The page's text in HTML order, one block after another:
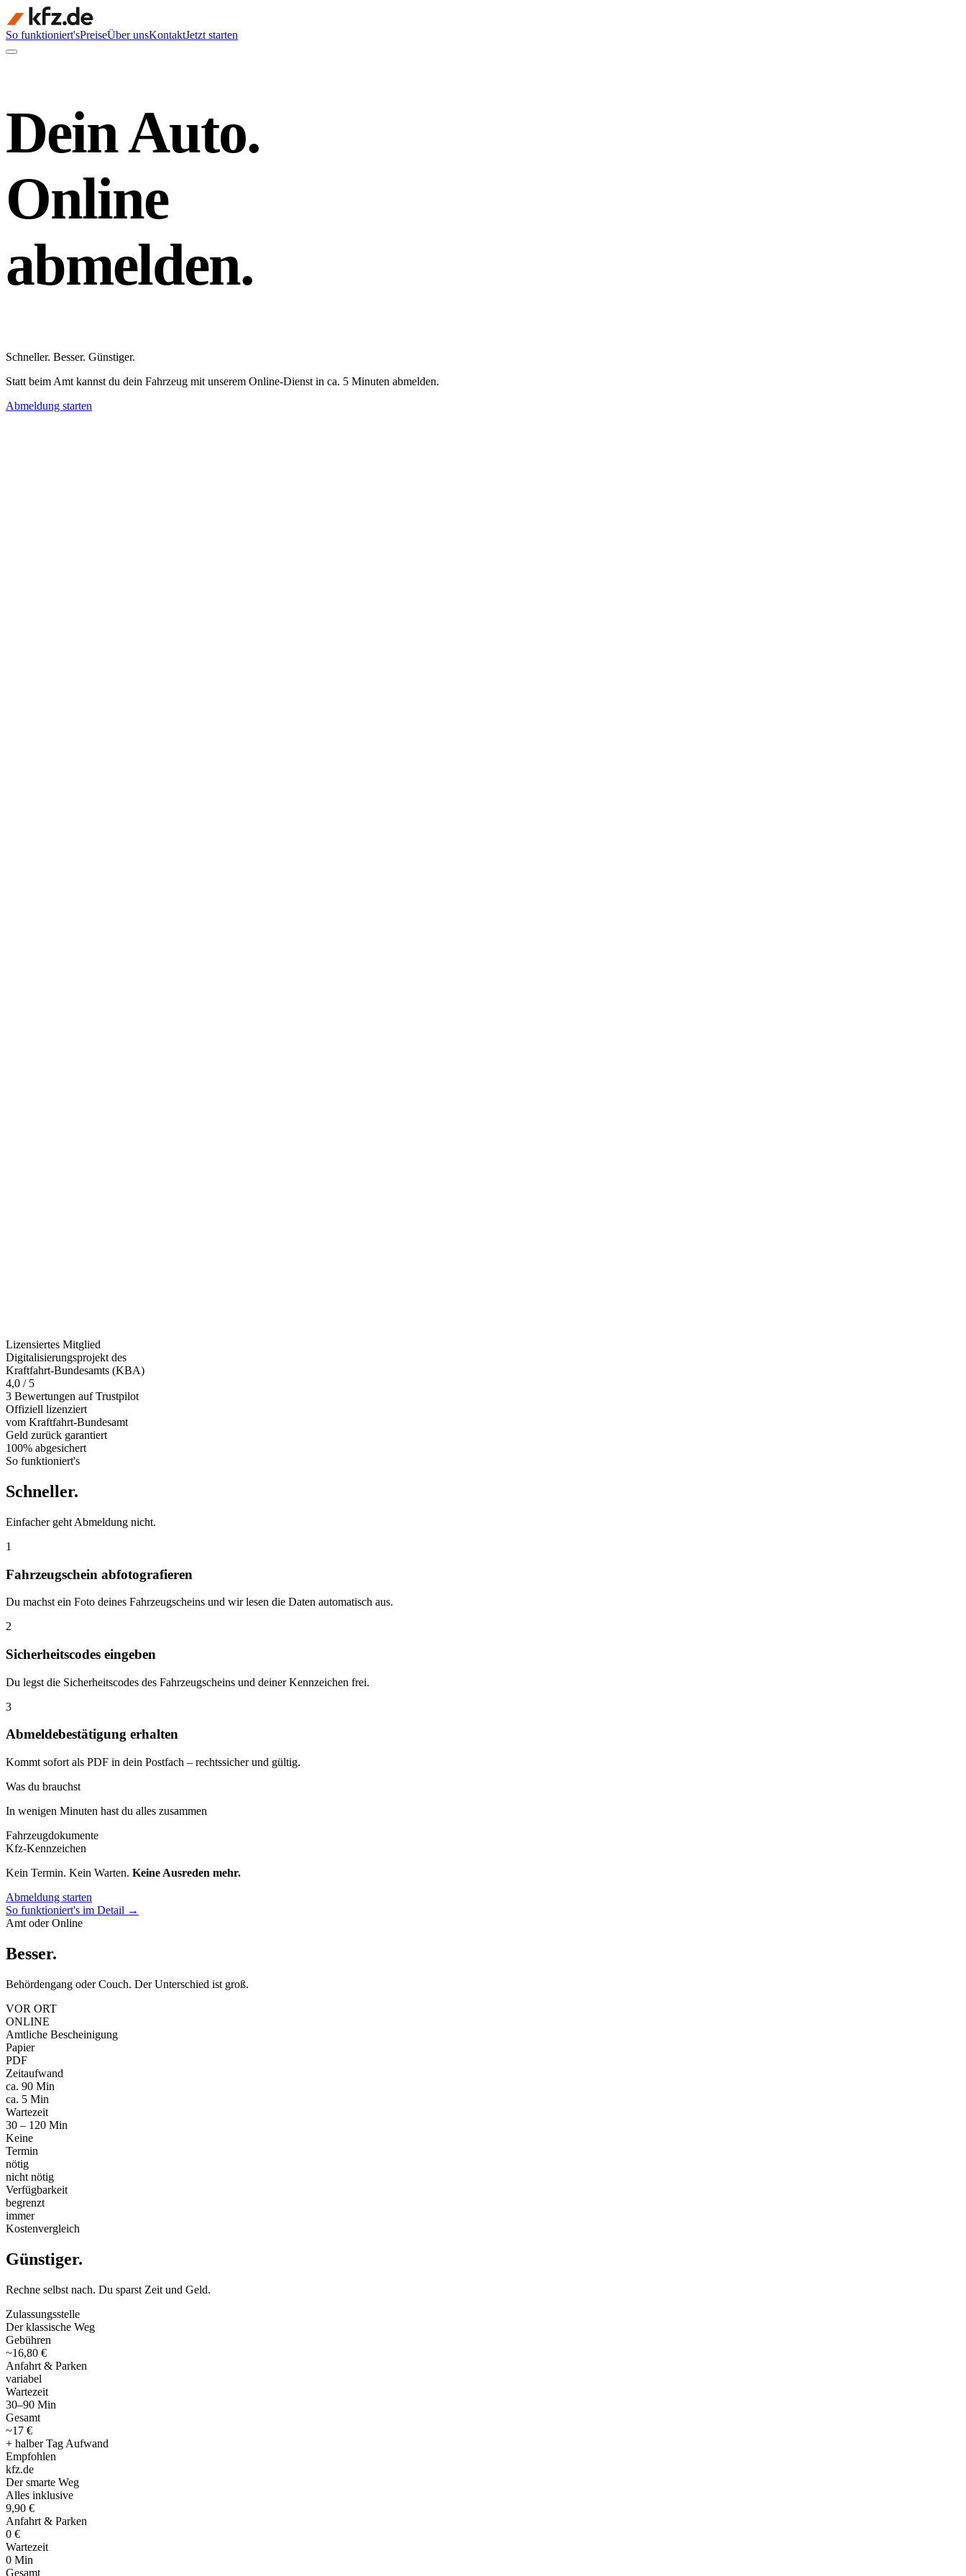
So funktioniert'sPreiseÜber unsKontaktJetzt starten
Dein Auto.
Online
abmelden.
Schneller. Besser. Günstiger.
Statt beim Amt kannst du dein Fahrzeug mit unserem Online-Dienst in ca. 5 Minuten abmelden.
Abmeldung starten
Lizensiertes Mitglied
Digitalisierungsprojekt des
Kraftfahrt-Bundesamts (KBA)
4,0 / 5
3 Bewertungen auf Trustpilot
Offiziell lizenziert
vom Kraftfahrt-Bundesamt
Geld zurück garantiert
100% abgesichert
So funktioniert's
Schneller.
Einfacher geht Abmeldung nicht.
1
Fahrzeugschein abfotografieren
Du machst ein Foto deines Fahrzeugscheins und wir lesen die Daten automatisch aus.
2
Sicherheitscodes eingeben
Du legst die Sicherheitscodes des Fahrzeugscheins und deiner Kennzeichen frei.
3
Abmeldebestätigung erhalten
Kommt sofort als PDF in dein Postfach – rechtssicher und gültig.
Was du brauchst
In wenigen Minuten hast du alles zusammen
Fahrzeugdokumente
Kfz-Kennzeichen
Kein Termin. Kein Warten. Keine Ausreden mehr.
Abmeldung starten
So funktioniert's im Detail →
Amt oder Online
Besser.
Behördengang oder Couch. Der Unterschied ist groß.
VOR ORT
ONLINE
Amtliche Bescheinigung
Papier
PDF
Zeitaufwand
ca. 90 Min
ca. 5 Min
Wartezeit
30 – 120 Min
Keine
Termin
nötig
nicht nötig
Verfügbarkeit
begrenzt
immer
Kostenvergleich
Günstiger.
Rechne selbst nach. Du sparst Zeit und Geld.
Zulassungsstelle
Der klassische Weg
Gebühren
~16,80 €
Anfahrt & Parken
variabel
Wartezeit
30–90 Min
Gesamt
~17 €
+ halber Tag Aufwand
Empfohlen
kfz.de
Der smarte Weg
Alles inklusive
9,90 €
Anfahrt & Parken
0 €
Wartezeit
0 Min
Gesamt